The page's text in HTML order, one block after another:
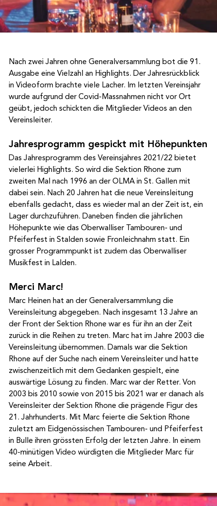
Nach zwei Jahren ohne Generalversammlung bot die 91.
Ausgabe eine Vielzahl an Highlights. Der Jahresrückblick
in Videoform brachte viele Lacher. Im letzten Vereinsjahr
wurde aufgrund der Covid-Massnahmen nicht vor Ort
geübt, jedoch schickten die Mitglieder Videos an den
Vereinsleiter.
Jahresprogramm gespickt mit Höhepunkten
Das Jahresprogramm des Vereinsjahres 2021/22 bietet
vielerlei Highlights. So wird die Sektion Rhone zum
zweiten Mal nach 1996 an der OLMA in St. Gallen mit
dabei sein. Nach 20 Jahren hat die neue Vereinsleitung
ebenfalls gedacht, dass es wieder mal an der Zeit ist, ein
Lager durchzuführen. Daneben finden die jährlichen
Höhepunkte wie das Oberwalliser Tambouren- und
Pfeiferfest in Stalden sowie Fronleichnahm statt. Ein
grosser Programmpunkt ist zudem das Oberwalliser
Musikfest in Lalden.
Merci Marc!
Marc Heinen hat an der Generalversammlung die
Vereinsleitung abgegeben. Nach insgesamt 13 Jahre an
der Front der Sektion Rhone war es für ihn an der Zeit
zurück in die Reihen zu treten. Marc hat im Jahre 2003 die
Vereinsleitung übernommen. Damals war die Sektion
Rhone auf der Suche nach einem Vereinsleiter und hatte
zwischenzeitlich mit dem Gedanken gespielt, eine
auswärtige Lösung zu finden. Marc war der Retter. Von
2003 bis 2010 sowie von 2015 bis 2021 war er danach als
Vereinsleiter der Sektion Rhone die prägende Figur des
21. Jahrhunderts. Mit Marc feierte die Sektion Rhone
zuletzt am Eidgenössischen Tambouren- und Pfeiferfest
in Bulle ihren grössten Erfolg der letzten Jahre. In einem
40-minütigen Video würdigten die Mitglieder Marc für
seine Arbeit.